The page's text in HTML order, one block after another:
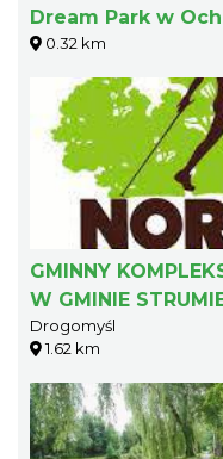
Dream Park w
0.32 km
GMINNY
W GMINIE
Drogomyśl
1.62 km